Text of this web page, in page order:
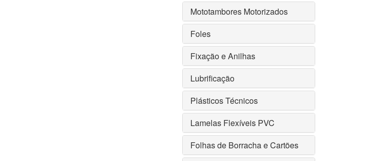
Mototambores Motorizados
Foles
Fixação e Anilhas
Lubrificação
Plásticos Técnicos
Lamelas Flexíveis PVC
Folhas de Borracha e Cartões